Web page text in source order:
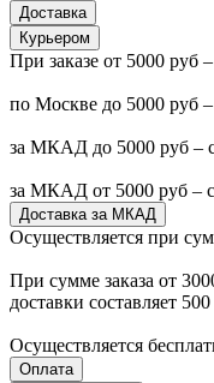
Доставка
Курьером
При заказе от 5000 руб
по Москве до 5000 руб
за МКАД до 5000 руб –
за МКАД от 5000 руб –
Доставка за МКАД
Осуществляется при
При сумме заказа от
доставки составляет
Осуществляется
Оплата